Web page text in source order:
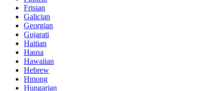
Frisian
Galician
Georgian
Gujarati
Haitian
Hausa
Hawaiian
Hebrew
Hmong
Hungarian